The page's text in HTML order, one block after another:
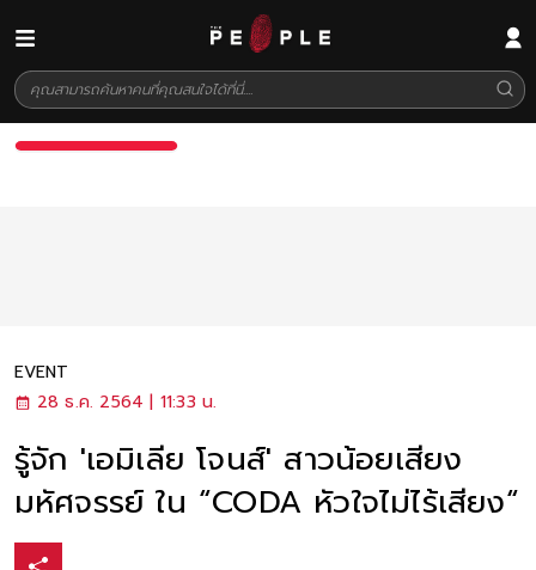
EVENT
28 ธ.ค. 2564 | 11:33 น.
รู้จัก 'เอมิเลีย โจนส์' สาวน้อยเสียง
มหัศจรรย์ ใน “CODA หัวใจไม่ไร้เสียง“